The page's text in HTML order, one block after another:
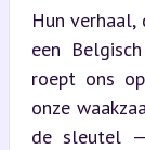
Hun
een
roept ons
onze
de sleutel